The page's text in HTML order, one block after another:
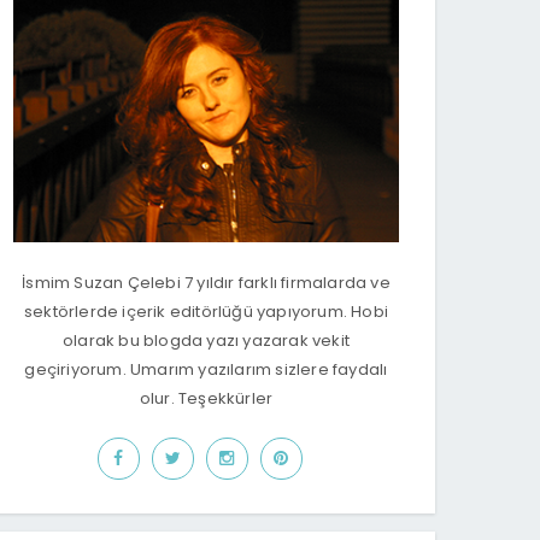
İsmim Suzan Çelebi 7 yıldır farklı firmalarda ve
sektörlerde içerik editörlüğü yapıyorum. Hobi
olarak bu blogda yazı yazarak vekit
geçiriyorum. Umarım yazılarım sizlere faydalı
olur. Teşekkürler